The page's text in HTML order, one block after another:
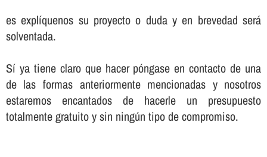
es explíquenos su proyecto o duda y en brevedad será
solventada.
Sí ya tiene claro que hacer póngase en contacto de una
de las formas anteriormente mencionadas y nosotros
estaremos encantados de hacerle un presupuesto
totalmente gratuito y sin ningún tipo de compromiso.